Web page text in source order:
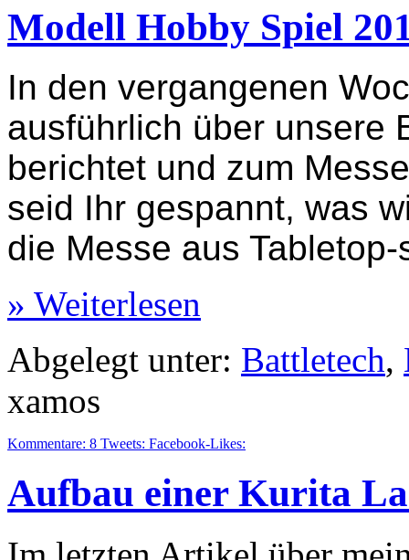
Modell Hobby Spiel
In den vergangenen
ausführlich über unsere
berichtet und zum
seid Ihr gespannt, was
die Messe aus
» Weiterlesen
Abgelegt unter: Battletech,
xamos
Kommentare: 8 Tweets: Facebook-Likes:
Aufbau einer Kurita